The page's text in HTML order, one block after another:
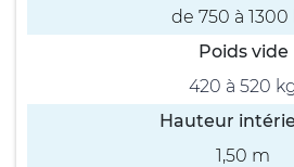
de 750 à 1300
Poids vide
420 à 520
Hauteur
1,50 m